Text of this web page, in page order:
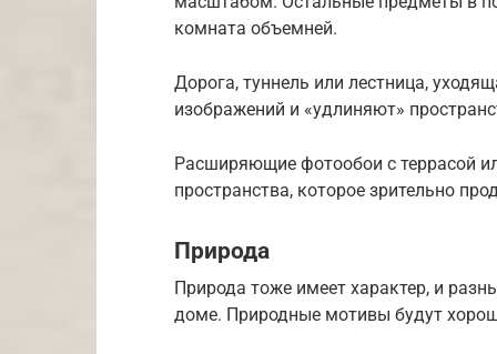
комната объемней.
Дорога, туннель или лестница,
изображений и «удлиняют»
Расширяющие фотообои с террасой
пространства, которое зрительно
Природа
Природа тоже имеет характер, и
доме. Природные мотивы будут